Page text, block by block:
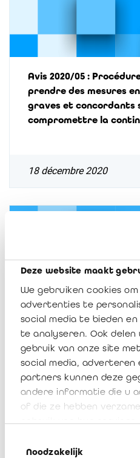
Deze website maakt
We gebruiken cookies
advertenties te
social media te bieden
te analyseren. Ook
gebruik van onze site
social media, adverteren
partners kunnen deze
andere informatie die u
of die ze hebben
Noodzakelijk
Avis 2020/05 :
prendre des mesures
graves et concordants
compromettre la
18 décembre 2020
Avis 2020/04 : Régime
décisions des organes
commissaire
18 décembre 2020